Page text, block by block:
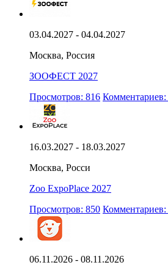
03.04.2027 - 04.04.2027
Москва, Россия
ЗООФЕСТ 2027
Просмотров: 816 Комментариев:
16.03.2027 - 18.03.2027
Москва, Росси
Zoo ExpoPlace 2027
Просмотров: 850 Комментариев:
06.11.2026 - 08.11.2026